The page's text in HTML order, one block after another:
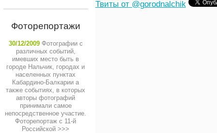
Фоторепортажи
30/12/2009 Фотографии с
различных событий,
имевших место быть в
городе Нальчик, городах и
населенных пунктах
Кабардино-Балкарии а
также событиях, в которых
авторы фотографий
принимали самое
непосредственное участие.
Фоторепортаж с 11-й
Российской >>>
Твиты от @gorodnalchik